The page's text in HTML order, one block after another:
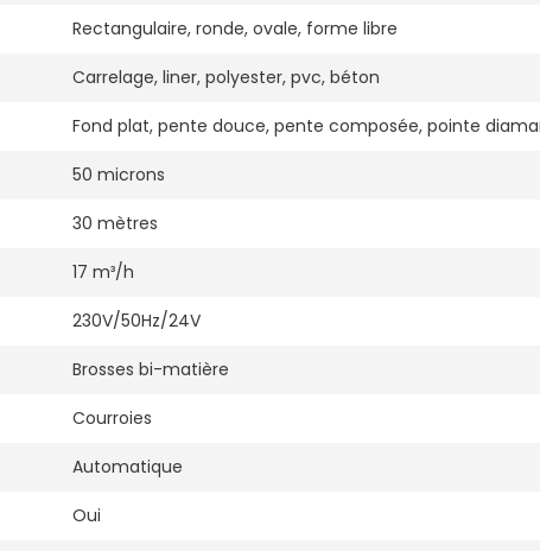
Rectangulaire, ronde, ovale, forme libre
Carrelage, liner, polyester, pvc, béton
Fond plat, pente douce, pente composée, pointe
50 microns
30 mètres
17 m³/h
230V/50Hz/24V
Brosses bi-matière
Courroies
Automatique
Oui